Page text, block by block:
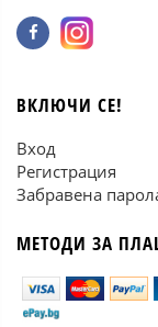
ВКЛЮЧИ СЕ!
Вход
Регистрация
Забравена
МЕТОДИ ЗА